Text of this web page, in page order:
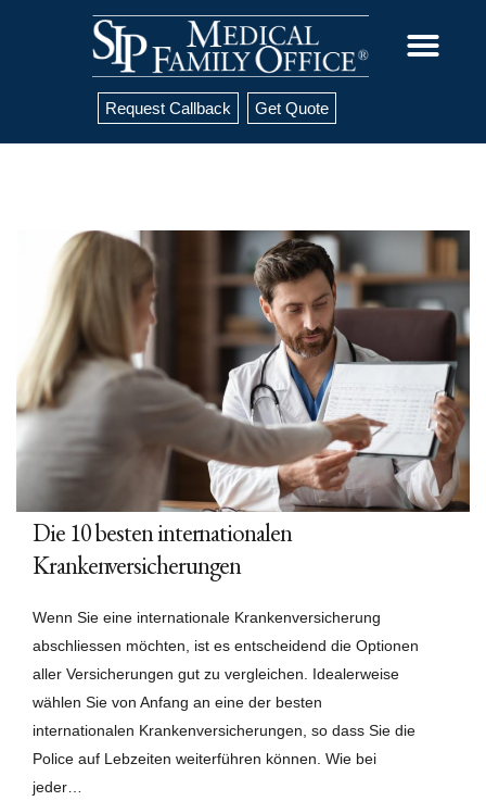
Request Callback Get Quote
Die 10 besten internationalen
Krankenversicherungen
Wenn Sie eine internationale Krankenversicherung
abschliessen möchten, ist es entscheidend die Optionen
aller Versicherungen gut zu vergleichen. Idealerweise
wählen Sie von Anfang an eine der besten
internationalen Krankenversicherungen, so dass Sie die
Police auf Lebzeiten weiterführen können. Wie bei
jeder…